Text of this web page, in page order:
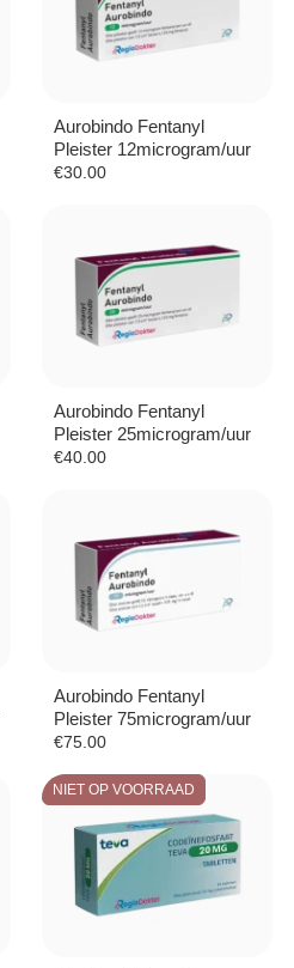
Aurobindo Fentanyl
Pleister 12microgram/uur
€30.00
Aurobindo Fentanyl
Pleister 25microgram/uur
€40.00
Aurobindo Fentanyl
Pleister 75microgram/uur
€75.00
NIET OP VOORRAAD